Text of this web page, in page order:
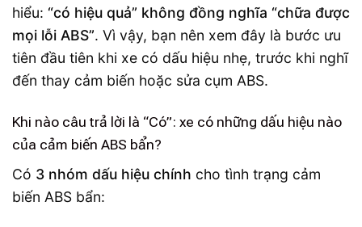
hiểu: “có hiệu quả” không đồng nghĩa “chữa được
mọi lỗi ABS”. Vì vậy, bạn nên xem đây là bước ưu
tiên đầu tiên khi xe có dấu hiệu nhẹ, trước khi nghĩ
đến thay cảm biến hoặc sửa cụm ABS.
Khi nào câu trả lời là “Có”: xe có những dấu hiệu nào
của cảm biến ABS bẩn?
Có 3 nhóm dấu hiệu chính cho tình trạng cảm
biến ABS bẩn: